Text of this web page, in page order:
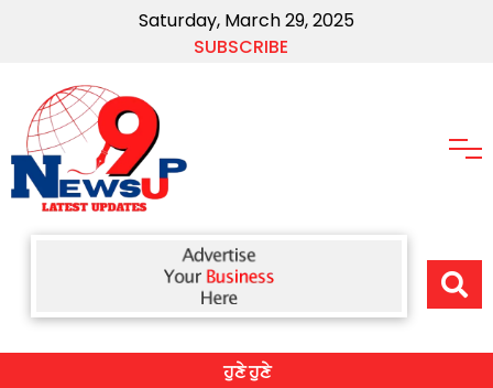
Saturday, March 29, 2025
SUBSCRIBE
ਹੁਣੇ ਹੁਣੇ